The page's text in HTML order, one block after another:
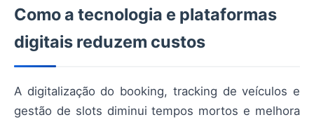
Como a tecnologia e plataformas
digitais reduzem custos
A digitalização do booking, tracking de veículos e
gestão de slots diminui tempos mortos e melhora